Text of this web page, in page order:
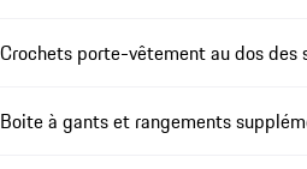
Crochets porte-vêtement au dos des
Boite à gants et rangements